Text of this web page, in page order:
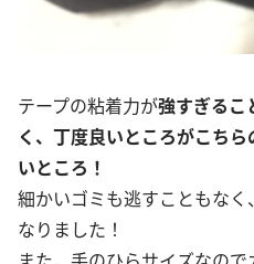
テープの粘着力が強すぎるこ
く、丁度良いところがこち
いところ！
細かいゴミも逃すこともな
なりました！